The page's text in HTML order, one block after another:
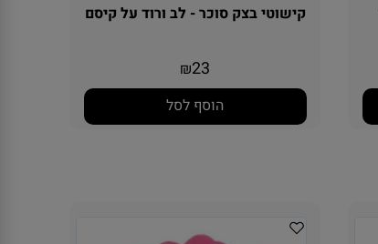
קישוטי בצק סוכר - לב ורוד על קיסם
₪23
הוסף לסל